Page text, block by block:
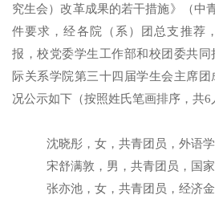
究生会）改革成果的若干措施》（中
件要求，经各院（系）团总支推荐
报，校党委学生工作部和校团委共同
际关系学院第三十四 届学生会主席
况公示如下（按照姓氏笔画排序，共6
沈晓彤 ，女，共青团员， 外语
宋舒满敦 ， 男 ，共青团员， 国
张亦池 ，女，共青团员， 经济